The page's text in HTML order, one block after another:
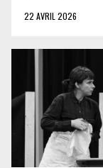
22 AVRIL 2026